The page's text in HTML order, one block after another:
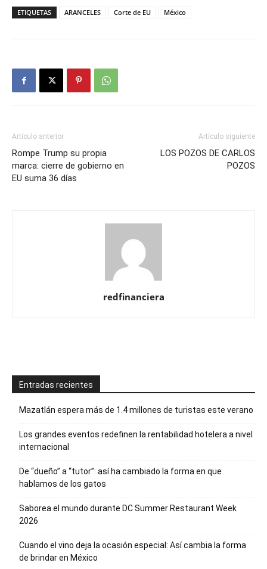
ETIQUETAS ARANCELES Corte de EU México
Artículo anterior
Rompe Trump su propia
marca: cierre de gobierno en
EU suma 36 días
Artículo siguiente
LOS POZOS DE CARLOS
POZOS
redfinanciera
Entradas recientes
Mazatlán espera más de 1.4 millones de turistas este verano
Los grandes eventos redefinen la rentabilidad hotelera a nivel
internacional
De “dueño” a “tutor”: así ha cambiado la forma en que
hablamos de los gatos
Saborea el mundo durante DC Summer Restaurant Week
2026
Cuando el vino deja la ocasión especial: Así cambia la forma
de brindar en México